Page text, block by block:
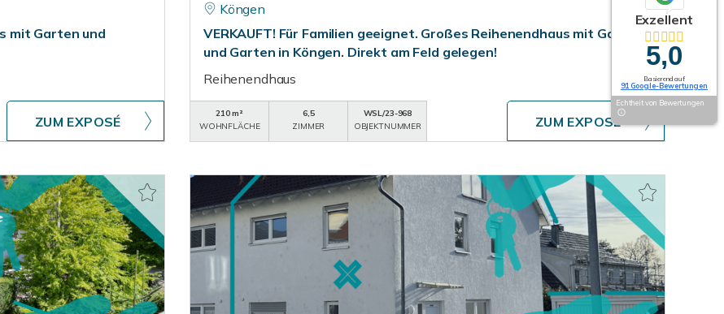
mit Garten und
ZUM EXPOSÉ
Köngen
VERKAUFT! Für Familien geeignet. Großes Reihenendhaus mit Garage
und Garten in Köngen. Direkt am Feld gelegen!
Reihenendhaus
210 m²
WOHNFLÄCHE
6,5
ZIMMER
WSL/23-968
OBJEKTNUMMER
ZUM EXPOSÉ
Exzellent
5,0
Basierend auf
91 Google-Bewertungen
Echtheit von Bewertungen